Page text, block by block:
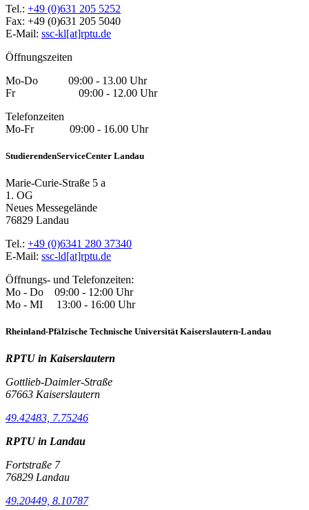
Tel.: +49 (0)631 205 5252
Fax: +49 (0)631 205 5040
E-Mail: ssc-kl[at]rptu.de
Öffnungszeiten
Mo-Do 09:00 - 13.00 Uhr
Fr 09:00 - 12.00 Uhr
Telefonzeiten
Mo-Fr 09:00 - 16.00 Uhr
StudierendenServiceCenter Landau
Marie-Curie-Straße 5 a
1. OG
Neues Messegelände
76829 Landau
Tel.: +49 (0)6341 280 37340
E-Mail: ssc-ld[at]rptu.de
Öffnungs- und Telefonzeiten:
Mo - Do 09:00 - 12:00 Uhr
Mo - MI 13:00 - 16:00 Uhr
Rheinland-Pfälzische Technische Universität Kaiserslautern-Landau
RPTU in Kaiserslautern
Gottlieb-Daimler-Straße
67663 Kaiserslautern
49.42483, 7.75246
RPTU in Landau
Fortstraße 7
76829 Landau
49.20449, 8.10787